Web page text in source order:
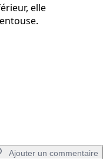
elle
Ajouter un commentaire